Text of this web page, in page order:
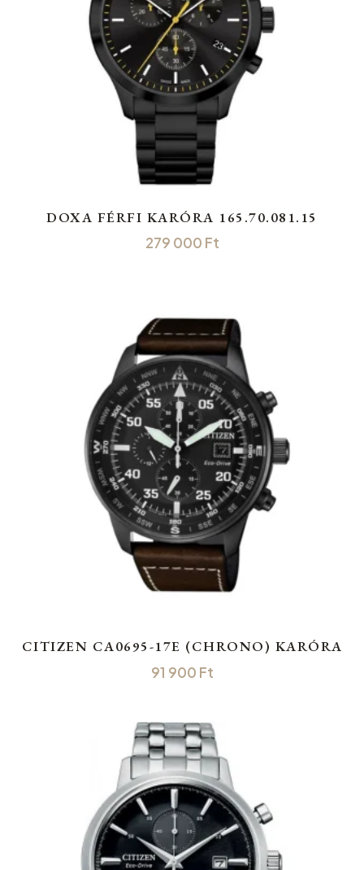
DOXA FÉRFI KARÓRA 165.70.081.15
279 000 Ft
CITIZEN CA0695-17E (CHRONO) KARÓRA
91 900 Ft